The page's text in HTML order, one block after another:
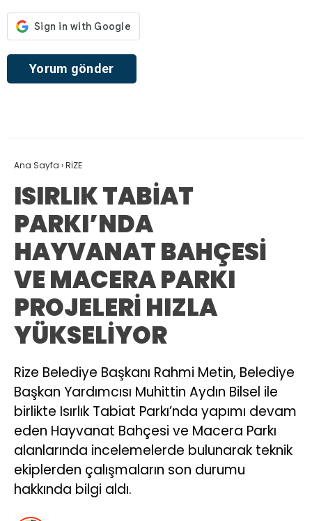
Ana Sayfa ›RİZE
ISIRLIK TABİAT
PARKI’NDA
HAYVANAT BAHÇESİ
VE MACERA PARKI
PROJELERİ HIZLA
YÜKSELİYOR
Rize Belediye Başkanı Rahmi Metin, Belediye
Başkan Yardımcısı Muhittin Aydın Bilsel ile
birlikte Isırlık Tabiat Parkı’nda yapımı devam
eden Hayvanat Bahçesi ve Macera Parkı
alanlarında incelemelerde bulunarak teknik
ekiplerden çalışmaların son durumu
hakkında bilgi aldı.